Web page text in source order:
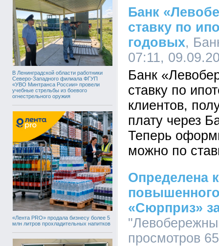
В Ленинградской области работники
Северо-Западного филиала ФГУП
«УВО Минтранса России» провели
учебные стрельбы из боевого
огнестрельного оружия
«Лента PRO» продала бизнесу более 5
млн литров прохладительных напитков
Банк
ставку по
годовых,
07:11,
Банк
ставку по
клиентов,
плату через
Теперь
можно по
Определена
«Сюрприз»
просмотров